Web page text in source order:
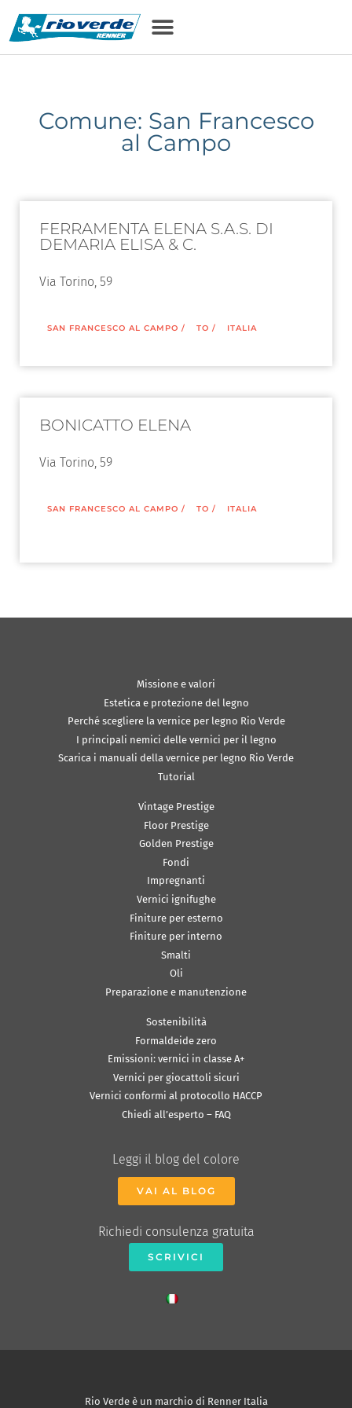
Comune: San Francesco
al Campo
FERRAMENTA ELENA S.A.S. DI
DEMARIA ELISA & C.
Via Torino, 59
SAN FRANCESCO AL CAMPO / TO / ITALIA
BONICATTO ELENA
Via Torino, 59
SAN FRANCESCO AL CAMPO / TO / ITALIA
Missione e valori
Estetica e protezione del legno
Perché scegliere la vernice per legno Rio Verde
I principali nemici delle vernici per il legno
Scarica i manuali della vernice per legno Rio Verde
Tutorial
Vintage Prestige
Floor Prestige
Golden Prestige
Fondi
Impregnanti
Vernici ignifughe
Finiture per esterno
Finiture per interno
Smalti
Oli
Preparazione e manutenzione
Sostenibilità
Formaldeide zero
Emissioni: vernici in classe A+
Vernici per giocattoli sicuri
Vernici conformi al protocollo HACCP
Chiedi all’esperto – FAQ
Leggi il blog del colore
VAI AL BLOG
Richiedi consulenza gratuita
SCRIVICI
Rio Verde è un marchio di Renner Italia